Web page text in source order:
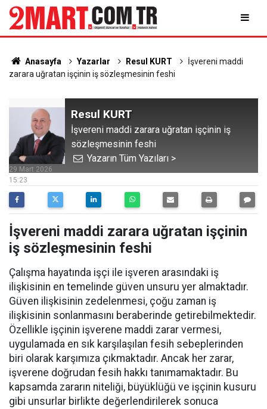
Anasayfa Yazarlar Resul KURT
İşvereni maddi
zarara uğratan işçinin iş sözleşmesinin feshi
Resul KURT
İşvereni maddi zarara uğratan işçinin iş
sözleşmesinin feshi
Yazarın Tüm Yazıları >
15:23
29 Mart 2026
İşvereni maddi zarara uğratan işçinin
iş sözleşmesinin feshi
Çalışma hayatında işçi ile işveren arasındaki iş
ilişkisinin en temelinde güven unsuru yer almaktadır.
Güven ilişkisinin zedelenmesi, çoğu zaman iş
ilişkisinin sonlanmasını beraberinde getirebilmektedir.
Özellikle işçinin işverene maddi zarar vermesi,
uygulamada en sık karşılaşılan fesih sebeplerinden
biri olarak karşımıza çıkmaktadır. Ancak her zarar,
işverene doğrudan fesih hakkı tanımamaktadır. Bu
kapsamda zararın niteliği, büyüklüğü ve işçinin kusuru
gibi unsurlar birlikte değerlendirilerek sonuca